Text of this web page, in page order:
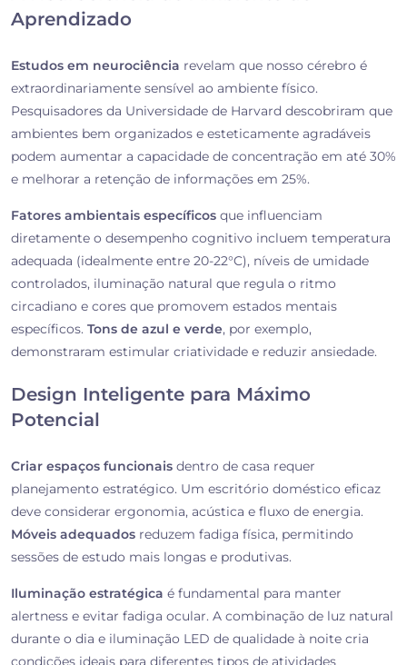
Aprendizado
Estudos em neurociência revelam que nosso cérebro é
extraordinariamente sensível ao ambiente físico.
Pesquisadores da Universidade de Harvard descobriram que
ambientes bem organizados e esteticamente agradáveis
podem aumentar a capacidade de concentração em até 30%
e melhorar a retenção de informações em 25%.
Fatores ambientais específicos que influenciam
diretamente o desempenho cognitivo incluem temperatura
adequada (idealmente entre 20-22°C), níveis de umidade
controlados, iluminação natural que regula o ritmo
circadiano e cores que promovem estados mentais
específicos. Tons de azul e verde, por exemplo,
demonstraram estimular criatividade e reduzir ansiedade.
Design Inteligente para Máximo
Potencial
Criar espaços funcionais dentro de casa requer
planejamento estratégico. Um escritório doméstico eficaz
deve considerar ergonomia, acústica e fluxo de energia.
Móveis adequados reduzem fadiga física, permitindo
sessões de estudo mais longas e produtivas.
Iluminação estratégica é fundamental para manter
alertness e evitar fadiga ocular. A combinação de luz natural
durante o dia e iluminação LED de qualidade à noite cria
condições ideais para diferentes tipos de atividades